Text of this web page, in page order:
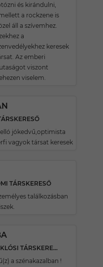
és kirándulni,
a rockzene is
áll a szívemhez.
a
keresek
Az emberi
viszont
viselem.
jókedvű,optimista
vagyok társat keresek
TÁRSKERESŐ
találkozásban
43 ÉVES SZIGETSZENTMIKLÓSI TÁRSKERESŐ
a szénakazalban !